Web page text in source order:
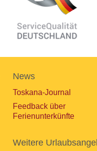
News
Toskana-Journal
Feedback über
Ferienunterkünfte
Weitere